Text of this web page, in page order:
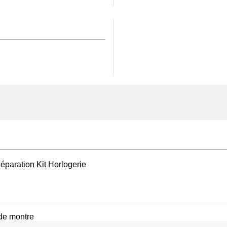
à la
d’une colle
restituer tout son
adéquation avec le
de votre garde-temps.
horloger
Kit Horlogerie
montre